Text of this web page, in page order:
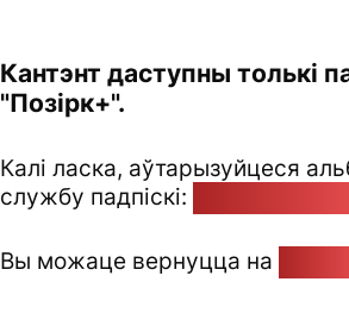
Кантэнт даступны толькі
"Позірк+".
Калі ласка, аўтарызуйцеся
службу падпіскі:
Вы можаце вернуцца на